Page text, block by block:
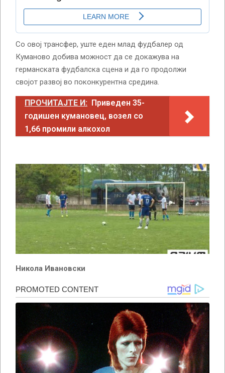
Со овој трансфер, уште еден млад фудбалер од
Куманово добива можност да се докажува на
германската фудбалска сцена и да го продолжи
својот развој во поконкурентна средина.
ПРОЧИТАЈТЕ И: Приведен 35-
годишен кумановец, возел со
1,66 промили алкохол
Никола Ивановски